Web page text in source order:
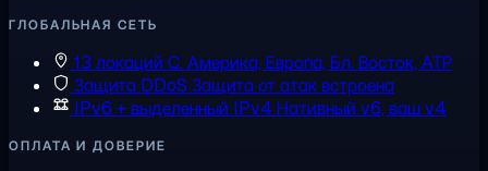
ГЛОБАЛЬНАЯ СЕТЬ
13 локаций С. Америка, Европа, Бл. Восток, АТР
Защита DDoS Защита от атак встроена
IPv6 + выделенный IPv4 Нативный v6, ваш v4
ОПЛАТА И ДОВЕРИЕ